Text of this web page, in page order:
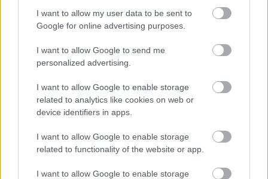
I want to allow my user data to be sent to
Google for online advertising purposes.
I want to allow Google to send me
personalized advertising.
I want to allow Google to enable storage
related to analytics like cookies on web or
device identifiers in apps.
I want to allow Google to enable storage
related to functionality of the website or app.
I want to allow Google to enable storage
iskoláját
AJÁNLJUK MÉG
Helyi hírek